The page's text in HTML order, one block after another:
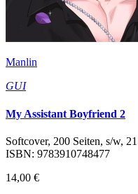
Manlin
GUI
My Assistant Boyfriend 2
Softcover, 200 Seiten, s/w,
ISBN: 9783910748477
14,00 €